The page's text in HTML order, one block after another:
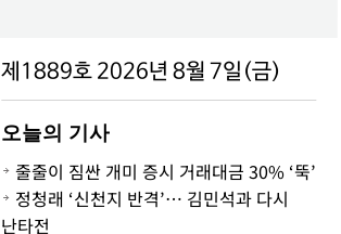
제1889호 2026년 8월 7일(금)
오늘의 기사
줄줄이 짐싼 개미 증시 거래대금 30% ‘뚝’
정청래 ‘신천지 반격’… 김민석과 다시
난타전